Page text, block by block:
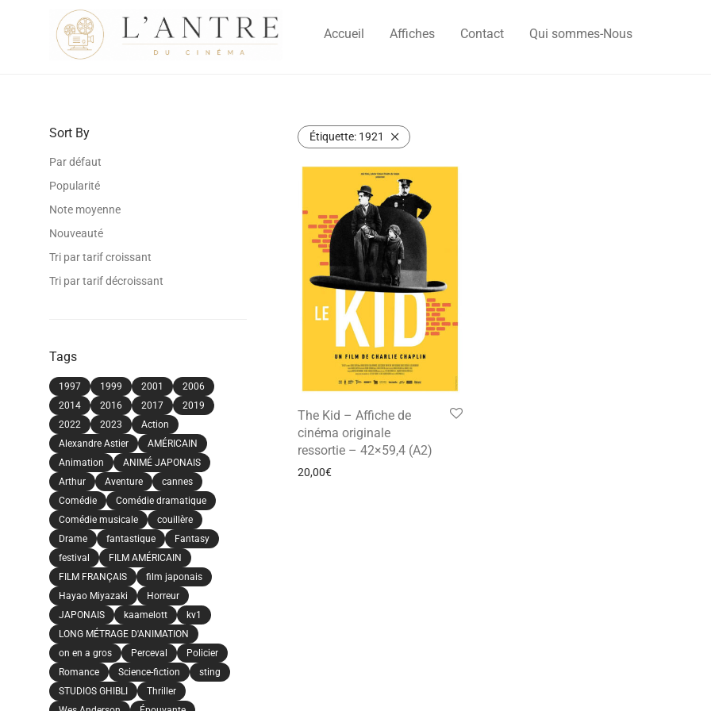
Accueil Affiches Contact Qui sommes-Nous
Sort By
Par défaut
Popularité
Note moyenne
Nouveauté
Tri par tarif croissant
Tri par tarif décroissant
Tags
1997 1999 2001
2006
2014
2016 2017
2019
2022
2023
Action
Alexandre Astier
AMÉRICAIN
Animation
ANIMÉ JAPONAIS
Arthur
Aventure
cannes
Comédie
Comédie dramatique
Comédie musicale
couillère
Drame
fantastique
Fantasy
festival
FILM AMÉRICAIN
FILM FRANÇAIS
film japonais
Hayao Miyazaki
Horreur
JAPONAIS
kaamelott
kv1
LONG MÉTRAGE D'ANIMATION
on en a gros
Perceval
Policier
Romance
Science-fiction
sting
STUDIOS GHIBLI
Thriller
Étiquette: 1921
The Kid – Affiche de
cinéma originale
ressortie – 42×59,4 (A2)
20,00€